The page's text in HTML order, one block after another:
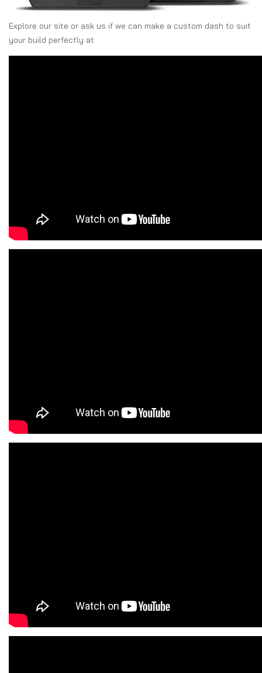
Explore our site or ask us if we can make a custom dash to suit
your build perfectly at